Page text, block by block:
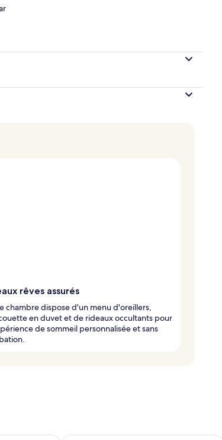
rêves assurés
chambre dispose d'un menu d'oreillers,
en duvet et de rideaux occultants pour
de sommeil personnalisée et sans